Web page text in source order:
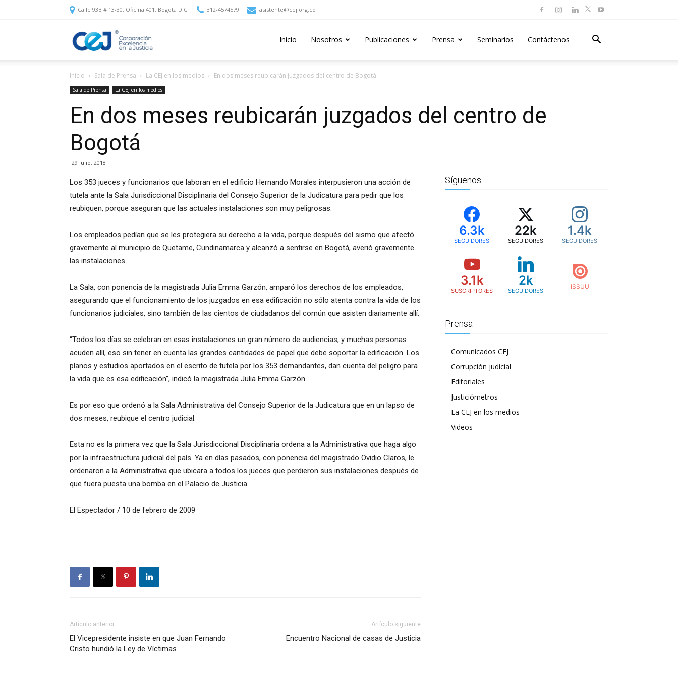
Calle 93B # 13-30. Oficina 401. Bogotá D.C. 312-4574579 asistente@cej.org.co
Excelencia
Justicia
Inicio Nosotros Publicaciones Prensa Seminarios Contáctenos
Inicio Sala de Prensa La CEJ en los medios En dos meses reubicarán juzgados del centro de Bogotá
Sala de Prensa La CEJ en los medios
En dos meses reubicarán juzgados del centro de
Bogotá
29 julio, 2018
Los 353 jueces y funcionarios que laboran en el edificio Hernando Morales interpusieron una acción de
tutela ante la Sala Jurisdiccional Disciplinaria del Consejo Superior de la Judicatura para pedir que los
reubiquen, porque aseguran que las actuales instalaciones son muy peligrosas.
Los empleados pedían que se les protegiera su derecho a la vida, porque después del sismo que afectó
gravemente al municipio de Quetame, Cundinamarca y alcanzó a sentirse en Bogotá, averió gravemente
las instalaciones.
La Sala, con ponencia de la magistrada Julia Emma Garzón, amparó los derechos de los empleados,
asegurando que el funcionamiento de los juzgados en esa edificación no sólo atenta contra la vida de los
funcionarios judiciales, sino también de las cientos de ciudadanos del común que asisten diariamente allí.
“Todos los días se celebran en esas instalaciones un gran número de audiencias, y muchas personas
acuden allí, eso sin tener en cuenta las grandes cantidades de papel que debe soportar la edificación. Los
planos y estudios aportados en el escrito de tutela por los 353 demandantes, dan cuenta del peligro para
la vida que es esa edificación”, indicó la magistrada Julia Emma Garzón.
Es por eso que ordenó a la Sala Administrativa del Consejo Superior de la Judicatura que en un lapso de
dos meses, reubique el centro judicial.
Esta no es la primera vez que la Sala Jurisdiccional Disciplinaria ordena a la Administrativa que haga algo
por la infraestructura judicial del país. Ya en días pasados, con ponencia del magistrado Ovidio Claros, le
ordenaron a la Administrativa que ubicara a todos los jueces que perdieron sus instalaciones después de
que fuera puesta una bomba en el Palacio de Justicia.
El Espectador / 10 de febrero de 2009
Artículo anterior
El Vicepresidente insiste en que Juan Fernando
Cristo hundió la Ley de Víctimas
Artículo siguiente
Encuentro Nacional de casas de Justicia
Síguenos
6.3k
SEGUIDORES
22k
SEGUIDORES
1.4k
SEGUIDORES
3.1k
SUSCRIPTORES
2k
SEGUIDORES
Prensa
Comunicados CEJ
Corrupción judicial
Editoriales
Justiciómetros
La CEJ en los medios
Videos